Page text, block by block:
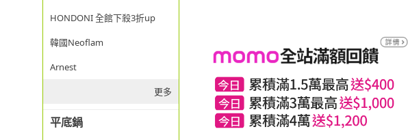
HONDONI 全館下殺3折up
韓國Neoflam
Arnest
更多
平底鍋